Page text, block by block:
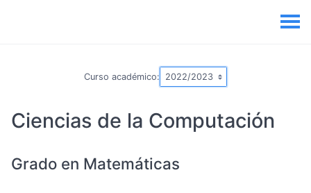
Curso académico:
Ciencias de la Computación
Grado en Matemáticas